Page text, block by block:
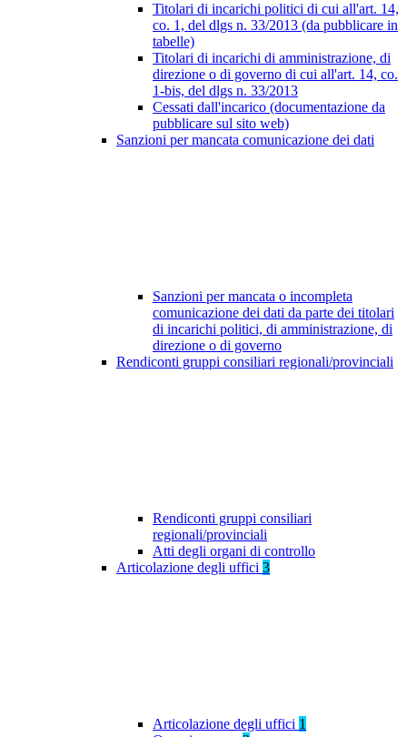
Titolari di incarichi politici di cui all'art. 14,
co. 1, del dlgs n. 33/2013 (da pubblicare in
tabelle)
Titolari di incarichi di amministrazione, di
direzione o di governo di cui all'art. 14, co.
1-bis, del dlgs n. 33/2013
Cessati dall'incarico (documentazione da
pubblicare sul sito web)
Sanzioni per mancata comunicazione dei dati
Sanzioni per mancata o incompleta
comunicazione dei dati da parte dei titolari
di incarichi politici, di amministrazione, di
direzione o di governo
Rendiconti gruppi consiliari regionali/provinciali
Rendiconti gruppi consiliari
regionali/provinciali
Atti degli organi di controllo
Articolazione degli uffici 3
Articolazione degli uffici 1